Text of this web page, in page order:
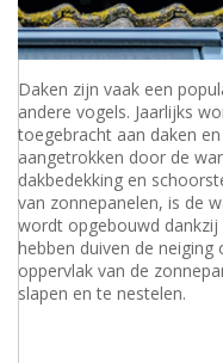
Daken zijn vaak een
andere vogels. Jaarlijks
toegebracht aan daken
aangetrokken door de
dakbedekking en
van zonnepanelen, is de
wordt opgebouwd
hebben duiven de
oppervlak van de
slapen en te nestelen.